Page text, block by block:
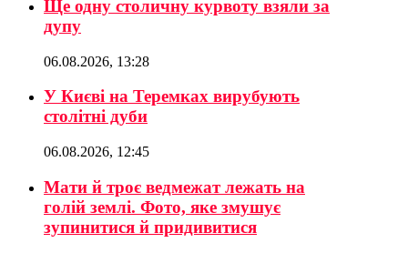
Ще одну столичну курвоту взяли за
дупу
06.08.2026, 13:28
У Києві на Теремках вирубують
столітні дуби
06.08.2026, 12:45
Мати й троє ведмежат лежать на
голій землі. Фото, яке змушує
зупинитися й придивитися